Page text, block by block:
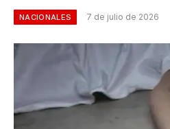
NACIONALES 7 de julio de 2026